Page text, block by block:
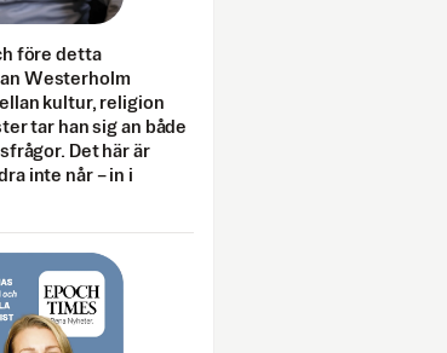
före detta
Westerholm
kultur, religion
tar han sig an både
Det här är
inte når – in i